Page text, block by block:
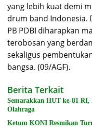
yang lebih kuat demi
drum band Indonesia.
PB PDBI diharapkan
terobosan yang
sekaligus
bangsa. (09/AGF).
Berita Terkait
Semarakkan HUT ke-81
Olahraga
Ketum KONI Resmikan